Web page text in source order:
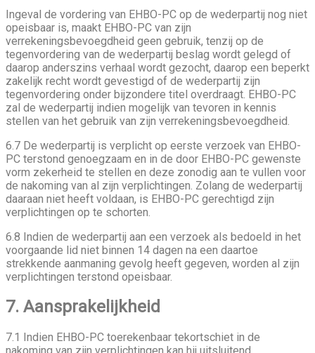
Ingeval de vordering van EHBO-PC op de wederpartij nog niet
opeisbaar is, maakt EHBO-PC van zijn
verrekeningsbevoegdheid geen gebruik, tenzij op de
tegenvordering van de wederpartij beslag wordt gelegd of
daarop anderszins verhaal wordt gezocht, daarop een beperkt
zakelijk recht wordt gevestigd of de wederpartij zijn
tegenvordering onder bijzondere titel overdraagt. EHBO-PC
zal de wederpartij indien mogelijk van tevoren in kennis
stellen van het gebruik van zijn verrekeningsbevoegdheid.
6.7 De wederpartij is verplicht op eerste verzoek van EHBO-
PC terstond genoegzaam en in de door EHBO-PC gewenste
vorm zekerheid te stellen en deze zonodig aan te vullen voor
de nakoming van al zijn verplichtingen. Zolang de wederpartij
daaraan niet heeft voldaan, is EHBO-PC gerechtigd zijn
verplichtingen op te schorten.
6.8 Indien de wederpartij aan een verzoek als bedoeld in het
voorgaande lid niet binnen 14 dagen na een daartoe
strekkende aanmaning gevolg heeft gegeven, worden al zijn
verplichtingen terstond opeisbaar.
7. Aansprakelijkheid
7.1 Indien EHBO-PC toerekenbaar tekortschiet in de